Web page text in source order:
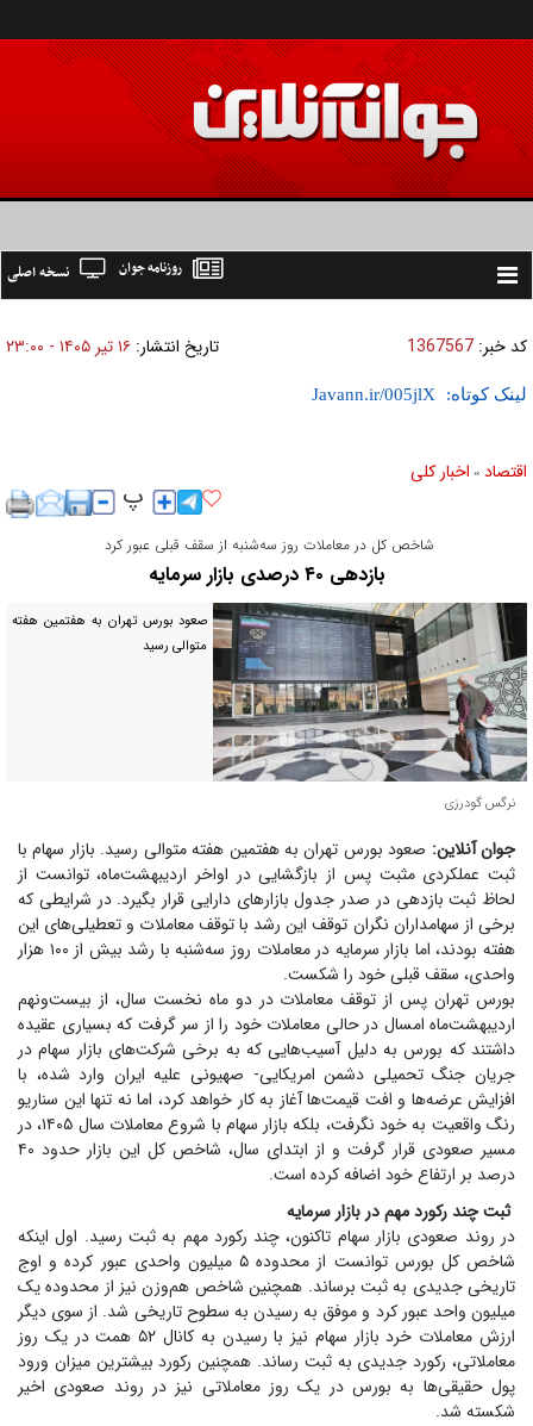
Toggle
نسخه اصلی روزنامه جوان
کد خبر: 1367567 تاریخ انتشار: ۱۶ تير ۱۴۰۵ - ۲۳:۰۰
لینک کوتاه:
اقتصاد » اخبار کلی
شاخص کل در معاملات روز سه‌شنبه از سقف قبلی عبور کرد
بازدهی ۴۰ درصدی بازار سرمایه
صعود بورس تهران به هفتمین هفته
متوالی رسید
نرگس گودرزی
جوان آنلاین: صعود بورس تهران به هفتمین هفته متوالی رسید. بازار سهام با
ثبت عملکردی مثبت پس از بازگشایی در اواخر اردیبهشت‌ماه، توانست از
لحاظ ثبت بازدهی در صدر جدول بازار‌های دارایی قرار بگیرد. در شرایطی که
برخی از سهامداران نگران توقف این رشد با توقف معاملات و تعطیلی‌های این
هفته بودند، اما بازار سرمایه در معاملات روز سه‌شنبه با رشد بیش از ۱۰۰ هزار
واحدی، سقف قبلی خود را شکست.
بورس تهران پس از توقف معاملات در دو ماه نخست سال، از بیست‌ونهم
اردیبهشت‌ماه امسال در حالی معاملات خود را از سر گرفت که بسیاری عقیده
داشتند که بورس به دلیل آسیب‌هایی که به برخی شرکت‌های بازار سهام در
جریان جنگ تحمیلی دشمن امریکایی- صهیونی علیه ایران وارد شده، با
افزایش عرضه‌ها و افت قیمت‌ها آغاز به کار خواهد کرد، اما نه تنها این سناریو
رنگ واقعیت به خود نگرفت، بلکه بازار سهام با شروع معاملات سال ۱۴۰۵، در
مسیر صعودی قرار گرفت و از ابتدای سال، شاخص کل این بازار حدود ۴۰
درصد بر ارتفاع خود اضافه کرده است.
ثبت چند رکورد مهم در بازار سرمایه
در روند صعودی بازار سهام تاکنون، چند رکورد مهم به ثبت رسید. اول اینکه
شاخص کل بورس توانست از محدوده ۵ میلیون واحدی عبور کرده و اوج
تاریخی جدیدی به ثبت برساند. همچنین شاخص هم‌وزن نیز از محدوده یک
میلیون واحد عبور کرد و موفق به رسیدن به سطوح تاریخی شد. از سوی دیگر
ارزش معاملات خرد بازار سهام نیز با رسیدن به کانال ۵۲ همت در یک روز
معاملاتی، رکورد جدیدی به ثبت رساند. همچنین رکورد بیشترین میزان ورود
پول حقیقی‌ها به بورس در یک روز معاملاتی نیز در روند صعودی اخیر
شکسته شد.